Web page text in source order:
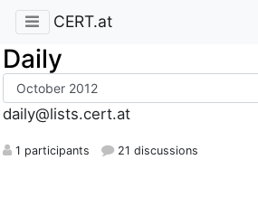
CERT.at
Daily
daily@lists.cert.at
1 participants 21 discussions